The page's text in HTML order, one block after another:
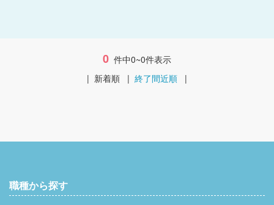
0 件中0~0件表示
| 新着順 | 終了間近順 |
職種から探す